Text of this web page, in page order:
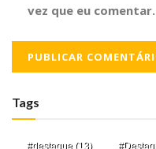
vez que eu comentar.
Tags
#destaque (13)